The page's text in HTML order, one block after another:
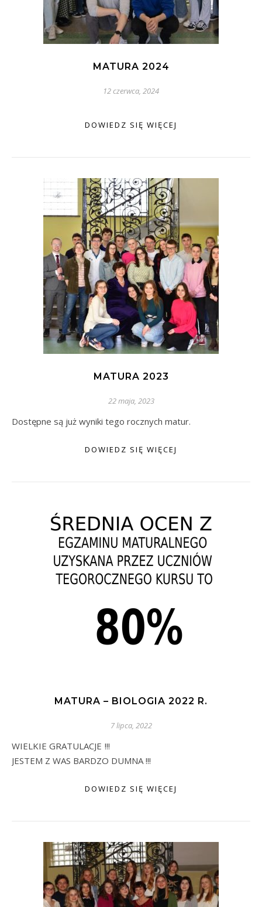
MATURA 2024
12 czerwca, 2024
DOWIEDZ SIĘ WIĘCEJ
MATURA 2023
22 maja, 2023
Dostępne są już wyniki tego rocznych matur.
DOWIEDZ SIĘ WIĘCEJ
MATURA – BIOLOGIA 2022 R.
7 lipca, 2022
WIELKIE GRATULACJE !!!
JESTEM Z WAS BARDZO DUMNA !!!
DOWIEDZ SIĘ WIĘCEJ